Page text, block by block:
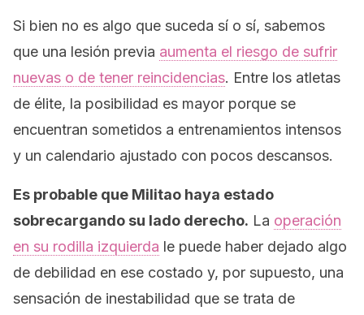
Si bien no es algo que suceda sí o sí, sabemos
que una lesión previa aumenta el riesgo de sufrir
nuevas o de tener reincidencias. Entre los atletas
de élite, la posibilidad es mayor porque se
encuentran sometidos a entrenamientos intensos
y un calendario ajustado con pocos descansos.
Es probable que Militao haya estado
sobrecargando su lado derecho. La operación
en su rodilla izquierda le puede haber dejado algo
de debilidad en ese costado y, por supuesto, una
sensación de inestabilidad que se trata de